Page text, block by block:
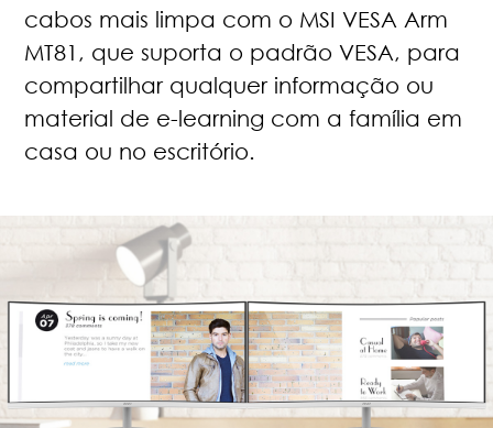
cabos mais limpa com o MSI VESA Arm
MT81, que suporta o padrão VESA, para
compartilhar qualquer informação ou
material de e-learning com a família em
casa ou no escritório.